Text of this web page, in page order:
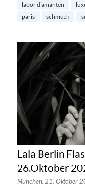
labor diamanten
paris
schmuck
Lala Berlin
26.Oktober
München, 21. Oktober